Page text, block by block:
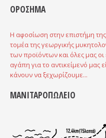
ΟΡΟΣΗΜΑ
Η αφοσίωση στην επιστήμη
τομέα της γεωργικής
των προϊόντων και όλες μας οι
αγάπη για το αντικείμενό μας
κάνουν να ξεχωρίζουμε...
ΜΑΝΙΤΑΡΟΠΩΛΕΙΟ